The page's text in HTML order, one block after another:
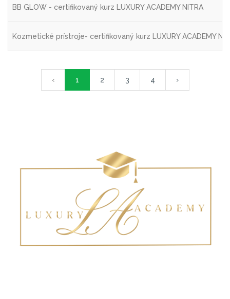
BB GLOW - certifikovaný kurz LUXURY ACADEMY NITRA
Kozmetické prístroje- certifikovaný kurz LUXURY ACADEMY
‹ 1 2 3 4 ›